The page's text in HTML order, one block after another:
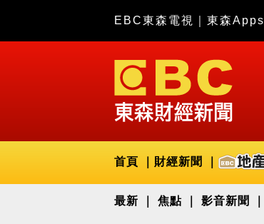
EBC東森電視 東森Apps
首頁 財經新聞
最新 焦點 影音新聞